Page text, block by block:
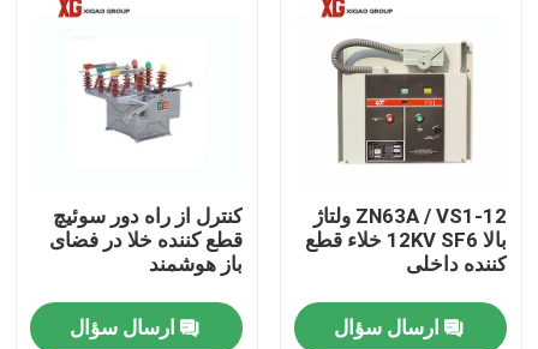
تور کارخانه
با ما تماس بگیرید
درخواست نقل قول
ZN63A / VS1-12 ولتاژ
بالا 12KV SF6 خلاء قطع
کننده داخلی
ارسال سؤال
کنترل از راه دور سوئیچ
قطع کننده خلا در فضای
باز هوشمند
ارسال سؤال